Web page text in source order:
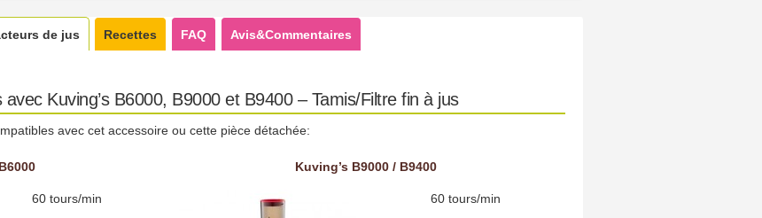
de jus Recettes FAQ Avis&Commentaires
Kuving’s B6000, B9000 et B9400 – Tamis/Filtre fin à jus
avec cet accessoire ou cette pièce détachée:
60 tours/min
Kuving’s B9000 / B9400
60 tours/min